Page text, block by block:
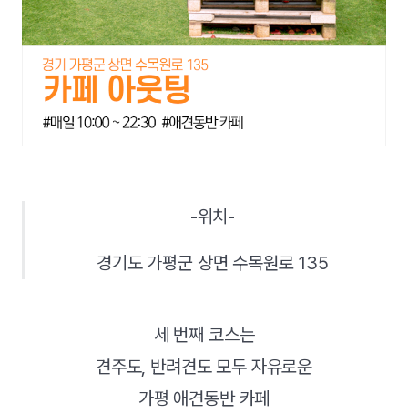
-위치-
경기도 가평군 상면 수목원로 135
세 번째 코스는
견주도, 반려견도 모두 자유로운
가평 애견동반 카페